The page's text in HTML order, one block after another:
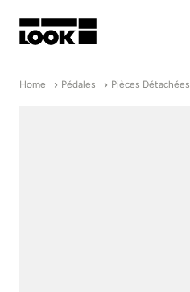
Home Pédales Pièces Détachées